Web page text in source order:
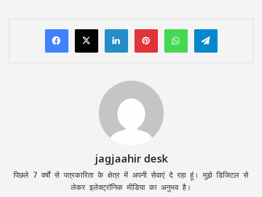
LinkedInPinterestWhatsAppTelegram
jagjaahir desk
पिछले 7 वर्षों से पत्रकारिता के क्षेत्र में अपनी सेवाएं दे रहा हूं। मुझे डिजिटल से
लेकर इलेक्ट्रॉनिक मीडिया का अनुभव है।